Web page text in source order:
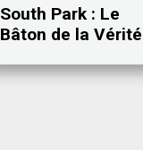
South Park : Le
Bâton de la Vérité